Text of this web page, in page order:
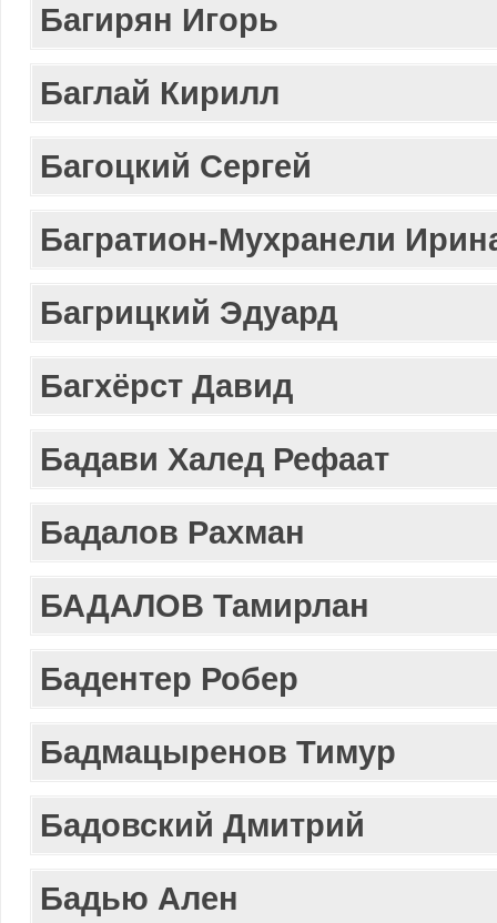
Багирян Игорь
Баглай Кирилл
Багоцкий Сергей
Багратион-Мухранели
Багрицкий Эдуард
Багхёрст Давид
Бадави Халед Рефаат
Бадалов Рахман
БАДАЛОВ Тамирлан
Бадентер Робер
Бадмацыренов Тимур
Бадовский Дмитрий
Бадью Ален